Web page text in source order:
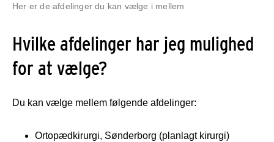
Her er de afdelinger du kan vælge i mellem
Hvilke afdelinger har jeg mulighed
for at vælge?
Du kan vælge mellem følgende afdelinger:
Ortopædkirurgi, Sønderborg (planlagt kirurgi)